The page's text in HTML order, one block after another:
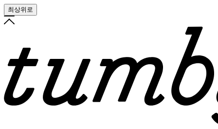
최상위로